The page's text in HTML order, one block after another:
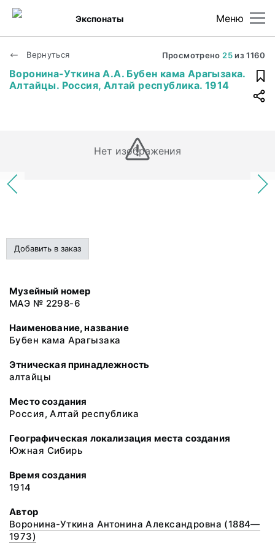
Меню
Экспонаты
Вернуться Просмотрено 25из1160
Воронина-Уткина А.А. Бубен кама Арагызака.
Алтайцы. Россия, Алтай республика. 1914
Нет изображения
Добавить в заказ
Музейный номер
МАЭ № 2298-6
Наименование, название
Бубен кама Арагызака
Этническая принадлежность
алтайцы
Место создания
Россия, Алтай республика
Географическая локализация места создания
Южная Сибирь
Время создания
1914
Автор
Воронина-Уткина Антонина Александровна (1884—
1973)